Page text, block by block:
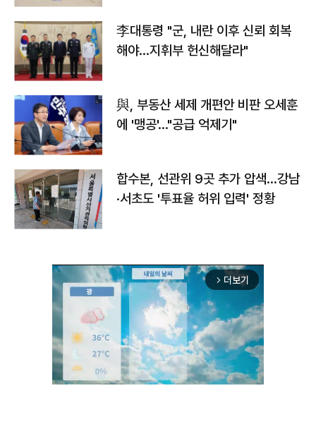
李대통령 "군, 내란 이후 신뢰 회복
해야…지휘부 헌신해달라"
與, 부동산 세제 개편안 비판 오세훈
에 '맹공'…"공급 억제기"
합수본, 선관위 9곳 추가 압색…강남
·서초도 '투표율 허위 입력' 정황
arrow_forward_ios 더보기